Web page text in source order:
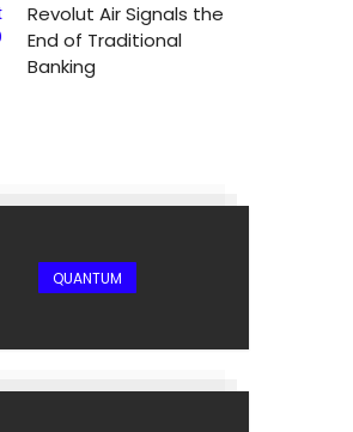
Revolut Air Signals the
End of Traditional
Banking
QUANTUM